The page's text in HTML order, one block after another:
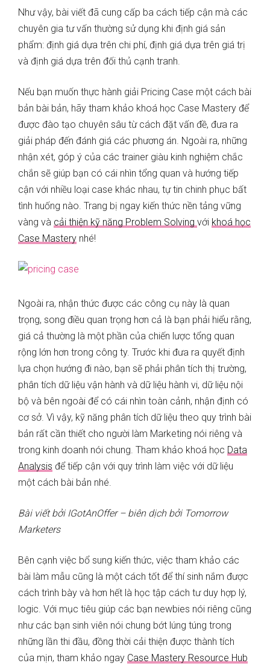
Như vậy, bài viết đã cung cấp ba cách tiếp cận mà các
chuyên gia tư vấn thường sử dụng khi định giá sản
phẩm: định giá dựa trên chi phí, định giá dựa trên giá trị
và định giá dựa trên đối thủ cạnh tranh.
Nếu bạn muốn thực hành giải Pricing Case một cách bài
bản bài bản, hãy tham khảo khoá học Case Mastery để
được đào tạo chuyên sâu từ cách đặt vấn đề, đưa ra
giải pháp đến đánh giá các phương án. Ngoài ra, những
nhận xét, góp ý của các trainer giàu kinh nghiệm chắc
chắn sẽ giúp bạn có cái nhìn tổng quan và hướng tiếp
cận với nhiều loại case khác nhau, tự tin chinh phục bất
tình huống nào. Trang bị ngay kiến thức nền tảng vững
vàng và cải thiện kỹ năng Problem Solving với khoá học
Case Mastery nhé!
Ngoài ra, nhận thức được các công cụ này là quan
trọng, song điều quan trọng hơn cả là bạn phải hiểu rằng,
giá cả thường là một phần của chiến lược tổng quan
rộng lớn hơn trong công ty. Trước khi đưa ra quyết định
lựa chọn hướng đi nào, bạn sẽ phải phân tích thị trường,
phân tích dữ liệu vận hành và dữ liệu hành vi, dữ liệu nội
bộ và bên ngoài để có cái nhìn toàn cảnh, nhận định có
cơ sở. Vì vậy, kỹ năng phân tích dữ liệu theo quy trình bài
bản rất cần thiết cho người làm Marketing nói riêng và
trong kinh doanh nói chung. Tham khảo khoá học Data
Analysis để tiếp cận với quy trình làm việc với dữ liệu
một cách bài bản nhé.
Bài viết bởi IGotAnOffer – biên dịch bởi Tomorrow
Marketers
Bên cạnh việc bổ sung kiến thức, việc tham khảo các
bài làm mẫu cũng là một cách tốt để thí sinh nắm được
cách trình bày và hơn hết là học tập cách tư duy hợp lý,
logic. Với mục tiêu giúp các bạn newbies nói riêng cũng
như các bạn sinh viên nói chung bớt lúng túng trong
những lần thi đầu, đồng thời cải thiện được thành tích
của mịn, tham khảo ngay Case Mastery Resource Hub